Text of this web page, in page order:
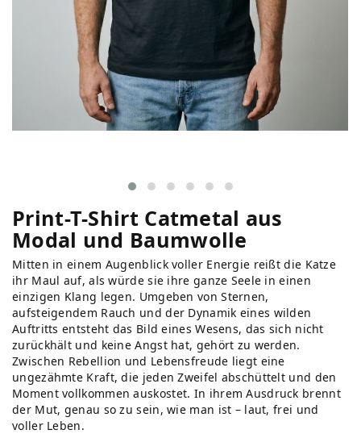
Print-T-Shirt Catmetal aus
Modal und Baumwolle
Mitten in einem Augenblick voller Energie reißt die Katze
ihr Maul auf, als würde sie ihre ganze Seele in einen
einzigen Klang legen. Umgeben von Sternen,
aufsteigendem Rauch und der Dynamik eines wilden
Auftritts entsteht das Bild eines Wesens, das sich nicht
zurückhält und keine Angst hat, gehört zu werden.
Zwischen Rebellion und Lebensfreude liegt eine
ungezähmte Kraft, die jeden Zweifel abschüttelt und den
Moment vollkommen auskostet. In ihrem Ausdruck brennt
der Mut, genau so zu sein, wie man ist – laut, frei und
voller Leben.